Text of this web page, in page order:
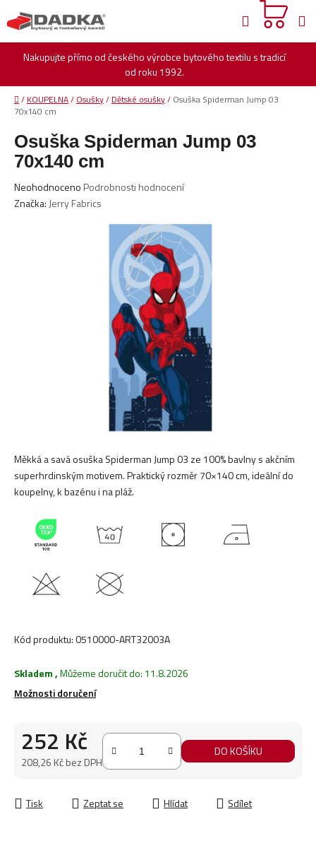
na
obsah
Nakupujte přímo od českého výrobce bytového textilu s tradicí
od roku 1992.
Hledat
Domů
/ KOUPELNA/ Osušky/ Dětské osušky/ Osuška Spiderman Jump 03
70x140 cm
Měkká a savá osuška Spiderman Jump 03 ze 100% bavlny s akčním
superhrdinským motivem. Praktický rozměr 70×140 cm, ideální do
koupelny, k bazénu i na pláž.
Kód produktu:0510000-ART32003A
Skladem,Můžeme doručit do: 11.8.2026
Možnosti doručení
252 Kč
208,26 Kč bez DPH
DO KOŠÍKU
Tisk Zeptat se Hlídat Sdílet
Osuška Spiderman Jump 03
70x140 cm
Průměrné
hodnocení
Neohodnoceno Podrobnosti hodnocení
Značka: Jerry Fabrics